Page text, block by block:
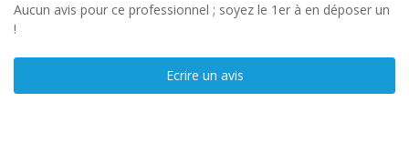
Aucun avis pour ce professionnel ; soyez le 1er à en déposer un
!
Ecrire un avis